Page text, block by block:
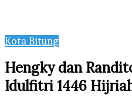
Kota Bitung
Hengky dan
Idulfitri 1446